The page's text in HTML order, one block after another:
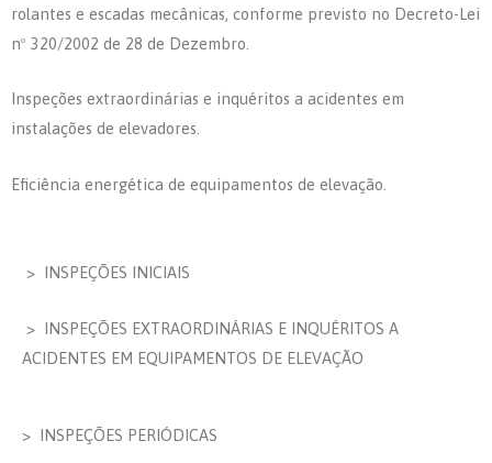
rolantes e escadas mecânicas, conforme previsto no Decreto-Lei
nº 320/2002 de 28 de Dezembro.
Inspeções extraordinárias e inquéritos a acidentes em
instalações de elevadores.
Eficiência energética de equipamentos de elevação.
> INSPEÇÕES INICIAIS
> INSPEÇÕES EXTRAORDINÁRIAS E INQUÉRITOS A
ACIDENTES EM EQUIPAMENTOS DE ELEVAÇÃO
> INSPEÇÕES PERIÓDICAS